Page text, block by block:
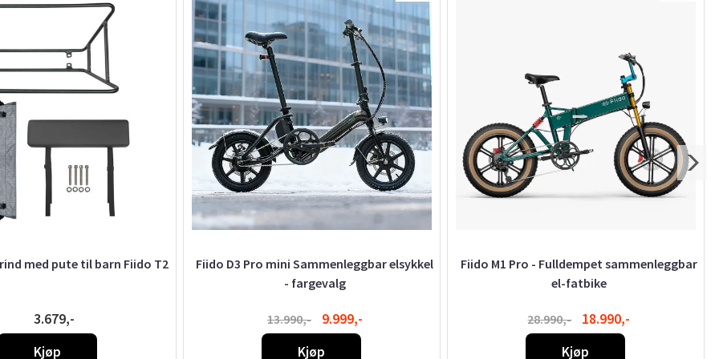
med pute til barn Fiido T2
3.679,-
Kjøp
Fiido D3 Pro mini Sammenleggbar elsykkel
- fargevalg
13.990,-
9.999,-
Kjøp
Fiido M1 Pro - Fulldempet sammenleggbar
el-fatbike
28.990,-
18.990,-
Kjøp